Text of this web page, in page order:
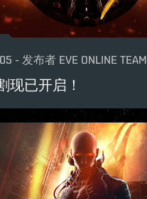
- 发布者 EVE ONLINE TEAM
现已开启！